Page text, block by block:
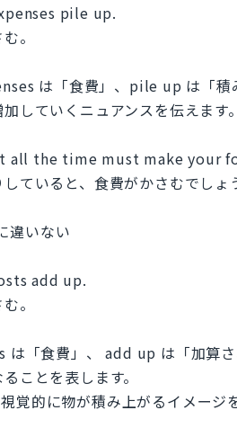
pile up.
。
は「食費」、pile up は「積
していくニュアンスを伝えます。
all the time must make your
ていると、食費がかさむでしょ
違いない
add up.
。
「食費」、 add up は「加算
ことを表します。
覚的に物が積み上がるイメージ